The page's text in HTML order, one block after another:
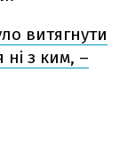
витягнути
ні з ким, –